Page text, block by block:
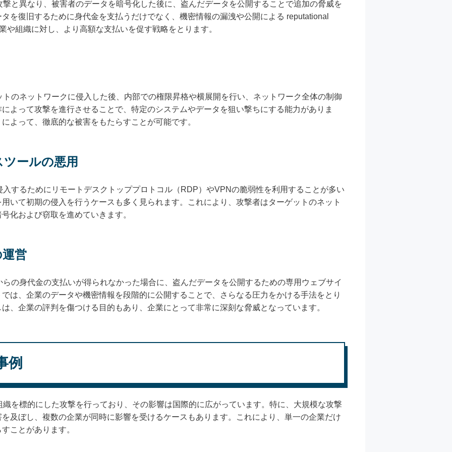
と異なり、被害者のデータを暗号化した後に、盗んだデータを公開することで追加の脅威を
を復旧するために身代金を支払うだけでなく、機密情報の漏洩や公開による reputational
や組織に対し、より高額な支払いを促す戦略をとります。
のネットワークに侵入した後、内部での権限昇格や横展開を行い、ネットワーク全体の制御
よって攻撃を進行させることで、特定のシステムやデータを狙い撃ちにする能力がありま
よって、徹底的な被害をもたらすことが可能です。
ールの悪用
するためにリモートデスクトッププロトコル（RDP）やVPNの脆弱性を利用することが多い
いて初期の侵入を行うケースも多く見られます。これにより、攻撃者はターゲットのネット
化および窃取を進めていきます。
営
の身代金の支払いが得られなかった場合に、盗んだデータを公開するための専用ウェブサイ
は、企業のデータや機密情報を段階的に公開することで、さらなる圧力をかける手法をとり
、企業の評判を傷つける目的もあり、企業にとって非常に深刻な脅威となっています。
例
を標的にした攻撃を行っており、その影響は国際的に広がっています。特に、大規模な攻撃
及ぼし、複数の企業が同時に影響を受けるケースもあります。これにより、単一の企業だけ
ことがあります。